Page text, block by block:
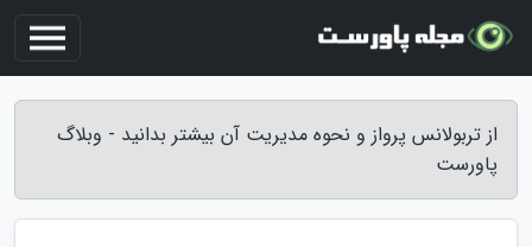
از تربولانس پرواز و نحوه مدیریت آن بیشتر بدانید - وبلاگ
پاورست